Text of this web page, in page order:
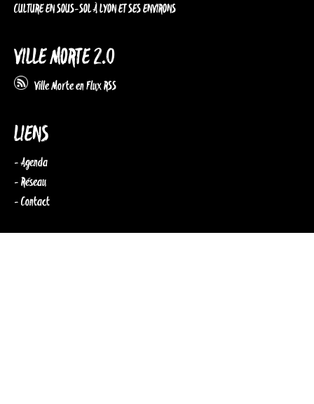
CULTURE EN SOUS-SOL À LYON ET SES ENVIRONS
VILLE MORTE 2.0
Ville Morte en Flux RSS
LIENS
- Agenda
- Réseau
- Contact